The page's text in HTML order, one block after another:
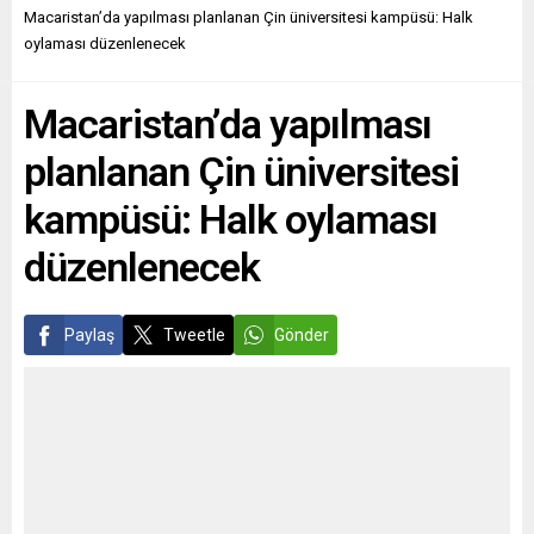
(İTO) milli organizasyonu ile
202 firma katılırken, 88
böylece Türk firmalarını...
yapmasını pek kimse
açıkça sabote edilmesi ve
artık istense de...
Macaristan’da yapılması planlanan Çin üniversitesi kampüsü: Halk
oylaması düzenlenecek
Macaristan’da yapılması
planlanan Çin üniversitesi
kampüsü: Halk oylaması
düzenlenecek
Paylaş Tweetle Gönder